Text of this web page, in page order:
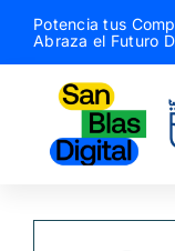
Saltar
contenido
Potencia tus
Abraza el Futuro